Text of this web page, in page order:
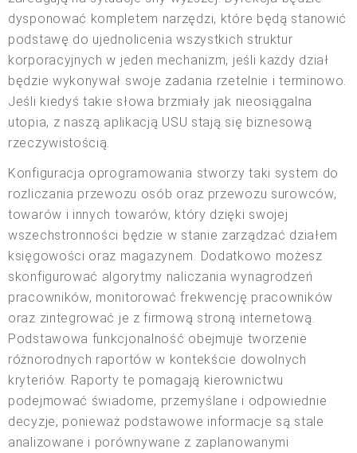
dysponować kompletem narzędzi, które będą stanowić
podstawę do ujednolicenia wszystkich struktur
korporacyjnych w jeden mechanizm, jeśli każdy dział
będzie wykonywał swoje zadania rzetelnie i terminowo.
Jeśli kiedyś takie słowa brzmiały jak nieosiągalna
utopia, z naszą aplikacją USU stają się biznesową
rzeczywistością.
Konfiguracja oprogramowania stworzy taki system do
rozliczania przewozu osób oraz przewozu surowców,
towarów i innych towarów, który dzięki swojej
wszechstronności będzie w stanie zarządzać działem
księgowości oraz magazynem. Dodatkowo możesz
skonfigurować algorytmy naliczania wynagrodzeń
pracowników, monitorować frekwencję pracowników
oraz zintegrować je z firmową stroną internetową.
Podstawowa funkcjonalność obejmuje tworzenie
różnorodnych raportów w kontekście dowolnych
kryteriów. Raporty te pomagają kierownictwu
podejmować świadome, przemyślane i odpowiednie
decyzje, ponieważ podstawowe informacje są stale
analizowane i porównywane z zaplanowanymi